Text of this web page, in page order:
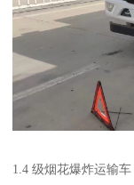
1.4 级烟花爆炸运输车​